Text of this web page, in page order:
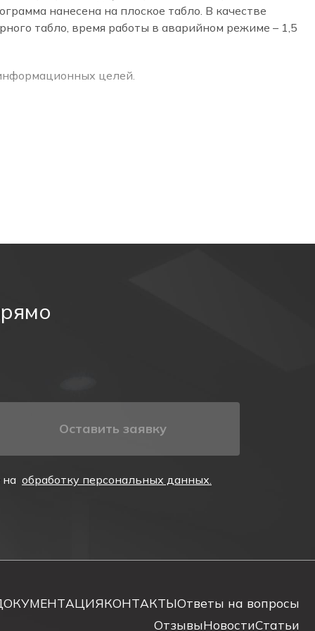
нанесена на плоское табло. В качестве
табло, время работы в аварийном режиме – 1,5
целей.
стекла. В корпусе установлена
эвакуации.
батарею. Табло поставляется в
устройство, а также защиту от перезаряда.
индикаторы. Проверка исправности
Оставить заявку
на обработку персональных данных.
КОНТАКТЫОтветы на вопросы
ОтзывыНовостиСтатьи